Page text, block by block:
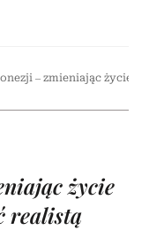
– zmieniając życie
życie
realistą